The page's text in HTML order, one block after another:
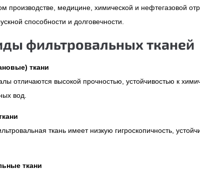
производстве, медицине, химической и нефтегазовой
способности и долговечности.
фильтровальных тканей
ткани
отличаются высокой прочностью, устойчивостью к
вод.
ткань имеет низкую гигроскопичность,
ткани